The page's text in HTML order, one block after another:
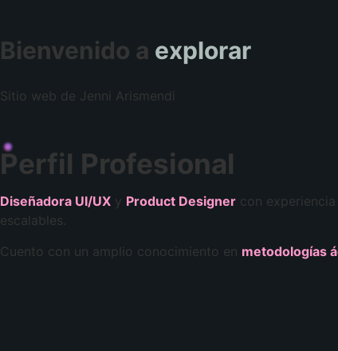
Bienvenido a explorar
Sitio web de Jenni Arismendi
Perfil Profesional
Diseñadora UI/UX y Product Designer con
escalables.
Cuento con un amplio conocimiento en metodologías